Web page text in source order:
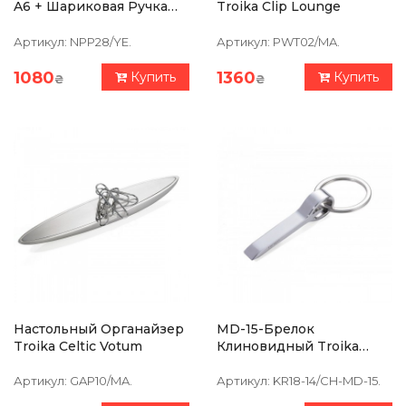
A6 + Шариковая Ручка
Артикул: NPP28/YE.
1080₴ Купить
Troika Clip Lounge
Артикул: PWT02/MA.
1360₴ Купить
Настольный Органайзер
Troika Celtic Votum
Артикул: GAP10/MA.
MD-15-Брелок
Клиновидный Troika
Артикул: KR18-14/CH-MD-15.